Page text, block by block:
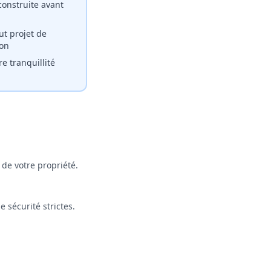
avant
projet de
tranquillité
votre propriété.
sécurité strictes.